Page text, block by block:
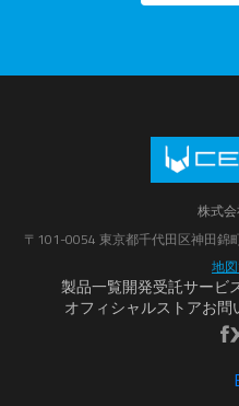
株式
〒101-0054 東京都千代田区神田錦
地
製品一覧開発受託サービ
オフィシャルストアお問